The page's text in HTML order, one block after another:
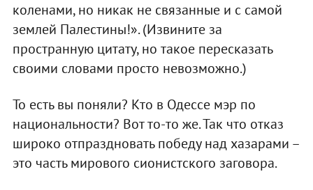
коленами, но никак не связанные и с самой
землей Палестины!». (Извините за
пространную цитату, но такое пересказать
своими словами просто невозможно.)
То есть вы поняли? Кто в Одессе мэр по
национальности? Вот то-то же. Так что отказ
широко отпраздновать победу над хазарами –
это часть мирового сионистского заговора.